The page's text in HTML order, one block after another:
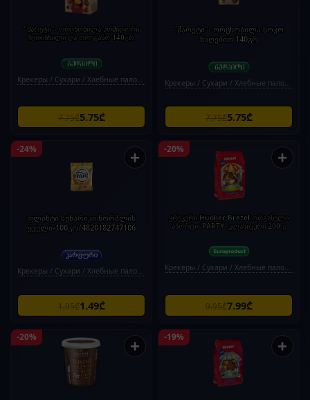
"მარეტი"- ორცხობილა პომიდორი
ზეთისხილი და ორეგანო 140გრ
Крекеры / Сухари / Хлебные палочки
7.75₾5.75₾
"მარეტი"- ორცხობილა სოკო
ნაღებით 140გრ
Крекеры / Сухари / Хлебные палочки
7.75₾5.75₾
-24% +
ფლინტი სუხარიკი ხორბლის
ყველი-100გრ/4820182747106
Крекеры / Сухари / Хлебные палочки
1.95₾1.49₾
-20% +
კრეკერი Huober Brezel ორგანული
ასორტი 'PARTY' კლასიკური 200 გ
Крекеры / Сухари / Хлебные палочки
9.95₾7.99₾
-20% + -19% +